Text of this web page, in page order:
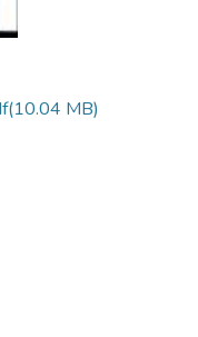
(10.04 MB)